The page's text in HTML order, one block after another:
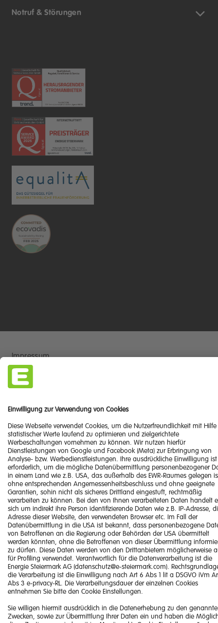
Notruf & Störungen
Impressum
Barrierefreiheitserklärung
Datenschutzerklärung
Downloads
© 2026 Energie Steiermark